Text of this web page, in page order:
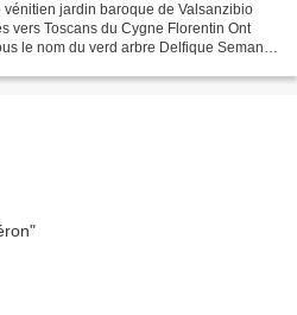
jardin baroque de Valsanzibio
vers Toscans du Cygne Florentin Ont
le nom du verd arbre Delfique Semant